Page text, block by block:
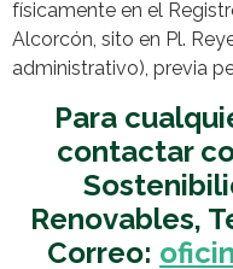
físicamente en el
Alcorcón, sito en Pl.
administrativo), previa
Para
contactar
Renovables,
Correo: